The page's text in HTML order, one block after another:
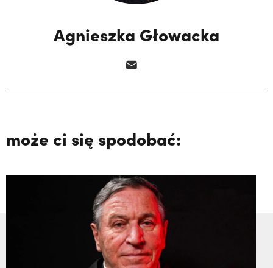
Agnieszka Głowacka
może ci się spodobać: